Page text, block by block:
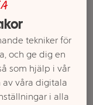
tekniker för
och ge dig en
som hjälp i vår
av våra digitala
i alla